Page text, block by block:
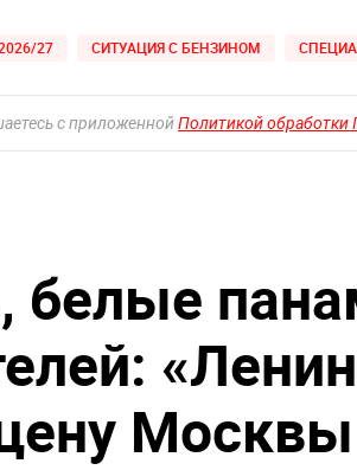
27 СИТУАЦИЯ С БЕНЗИНОМ
с приложеннойПолитикой
белые